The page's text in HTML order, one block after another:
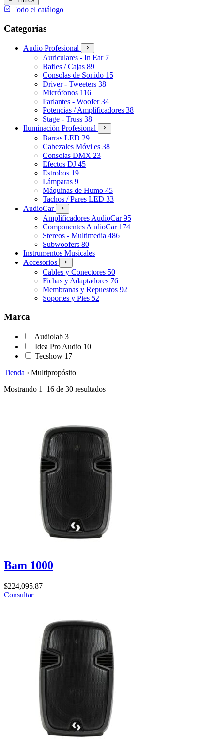
Todo el catálogo
Categorías
Audio Profesional
Auriculares - In Ear 7
Bafles / Cajas 89
Consolas de Sonido 15
Driver - Tweeters 38
Micrófonos 116
Parlantes - Woofer34
Potencias / Amplificadores 38
Stage - Truss 38
Iluminación Profesional
Barras LED 29
Cabezales Móviles 38
Consolas DMX 23
Efectos DJ 45
Estrobos 19
Lámparas 9
Máquinas de Humo 45
Tachos / Pares LED 33
AudioCar
Amplificadores AudioCar95
Componentes AudioCar 174
Stereos - Multimedia 486
Subwoofers 80
Instrumentos Musicales
Accesorios
Cables y Conectores 50
Fichas y Adaptadores 76
Membranas y Repuestos 92
Soportes y Pies 52
Marca
Audiolab 3
Idea Pro Audio 10
Tecshow 17
Tienda › Multipropósito
Mostrando 1–16 de 30 resultados
Bam 1000
$224,095.87
Consultar